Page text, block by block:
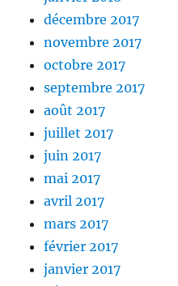
décembre 2017
novembre 2017
octobre 2017
septembre 2017
août 2017
juillet 2017
juin 2017
mai 2017
avril 2017
mars 2017
février 2017
janvier 2017